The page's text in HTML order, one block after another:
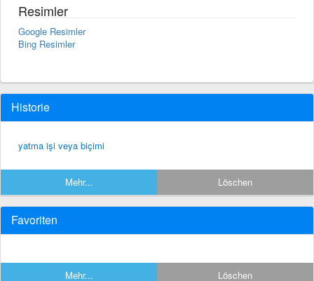
Resimler
Google Resimler
Bing Resimler
Historie
yatma işi veya biçimi
Mehr... Löschen
Favoriten
Mehr... Löschen